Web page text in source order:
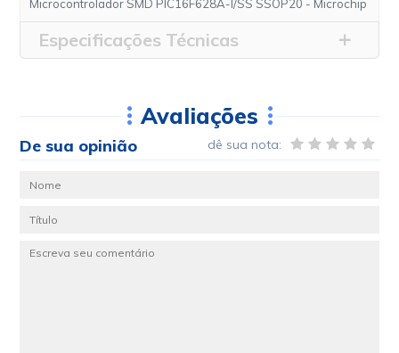
Microcontrolador SMD PIC16F628A-I/SS SSOP20 - Microchip
Especificações Técnicas
Avaliações
De sua opinião dê sua nota: